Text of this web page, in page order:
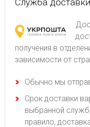
получения в
зависимости от
Обычно мы
Срок доставки
выбранной
правило,